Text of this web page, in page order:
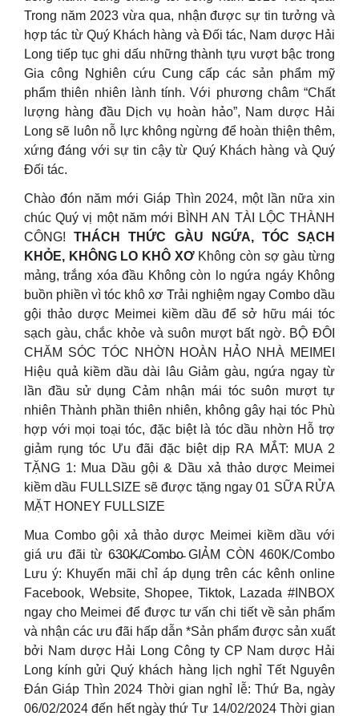
Trong năm 2023 vừa qua, nhận được sự tin tưởng và
hợp tác từ Quý Khách hàng và Đối tác, Nam dược Hải
Long tiếp tục ghi dấu những thành tựu vượt bậc trong
Gia công Nghiên cứu Cung cấp các sản phẩm mỹ
phẩm thiên nhiên lành tính. Với phương châm “Chất
lượng hàng đầu Dịch vụ hoàn hảo”, Nam dược Hải
Long sẽ luôn nỗ lực không ngừng để hoàn thiện thêm,
xứng đáng với sự tin cậy từ Quý Khách hàng và Quý
Đối tác.
Chào đón năm mới Giáp Thìn 2024, một lần nữa xin
chúc Quý vị một năm mới BÌNH AN TÀI LỘC THÀNH
CÔNG!THÁCH THỨC GÀU NGỨA, TÓC SẠCH
KHỎE, KHÔNG LO KHÔ XƠKhông còn sợ gàu từng
mảng, trắng xóa đầu Không còn lo ngứa ngáy Không
buồn phiền vì tóc khô xơ Trải nghiệm ngay Combo dầu
gội thảo dược Meimei kiềm dầu để sở hữu mái tóc
sạch gàu, chắc khỏe và suôn mượt bất ngờ. BỘ ĐÔI
CHĂM SÓC TÓC NHỜN HOÀN HẢO NHÀ MEIMEI
Hiệu quả kiềm dầu dài lâu Giảm gàu, ngứa ngay từ
lần đầu sử dụng Cảm nhận mái tóc suôn mượt tự
nhiên Thành phần thiên nhiên, không gây hại tóc Phù
hợp với mọi toại tóc, đặc biệt là tóc dầu nhờn Hỗ trợ
giảm rụng tóc Ưu đãi đặc biệt dịp RA MẮT: MUA 2
TẶNG 1: Mua Dầu gội & Dầu xả thảo dược Meimei
kiềm dầu FULLSIZE sẽ được tặng ngay 01 SỮA RỬA
MẶT HONEY FULLSIZE
Mua Combo gội xả thảo dược Meimei kiềm dầu với
giá ưu đãi từ 6̵3̵0̵K̵/̵C̵o̵m̵b̵o̵ GIẢM CÒN 460K/Combo
Lưu ý: Khuyến mãi chỉ áp dụng trên các kênh online
Facebook, Website, Shopee, Tiktok, Lazada #INBOX
ngay cho Meimei để được tư vấn chi tiết về sản phẩm
và nhận các ưu đãi hấp dẫn *Sản phẩm được sản xuất
bởi Nam dược Hải Long Công ty CP Nam dược Hải
Long kính gửi Quý khách hàng lịch nghỉ Tết Nguyên
Đán Giáp Thìn 2024 Thời gian nghỉ lễ: Thứ Ba, ngày
06/02/2024 đến hết ngày thứ Tư 14/02/2024 Thời gian